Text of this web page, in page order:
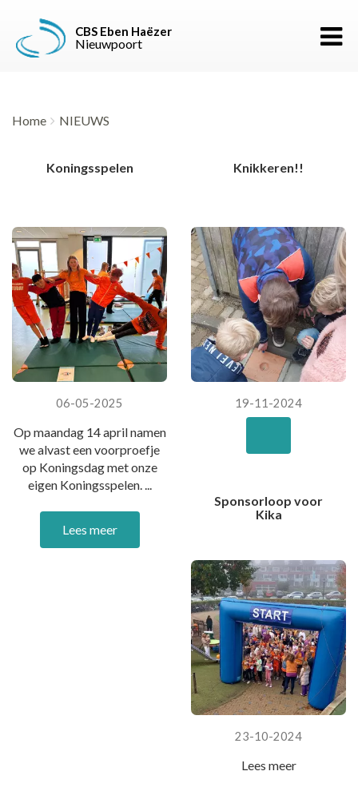
CBS Eben Haëzer
Nieuwpoort
Home NIEUWS
Koningsspelen
06-05-2025
Op maandag 14 april namen
we alvast een voorproefje
op Koningsdag met onze
eigen Koningsspelen. ...
Lees meer
Knikkeren!!
19-11-2024
Sponsorloop voor
Kika
23-10-2024
Lees meer